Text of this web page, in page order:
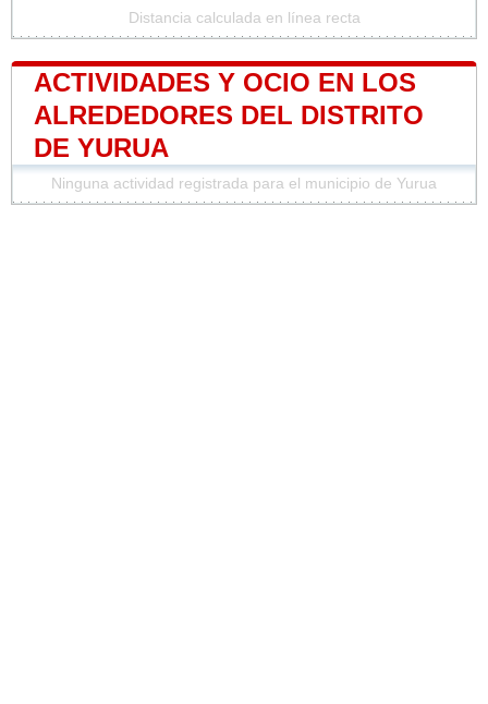
Distancia calculada en línea recta
ACTIVIDADES Y OCIO EN LOS
ALREDEDORES DEL DISTRITO
DE YURUA
Ninguna actividad registrada para el municipio de Yurua